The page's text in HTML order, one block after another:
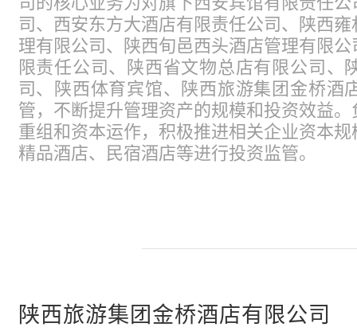
司、西安东方大酒店有限责任公司、陕西
理有限公司、陕西旬邑西头酒店管理有限
限责任公司、陕西省文物总店有限公司、
司、陕西体育宾馆、陕西旅游集团金桥酒
管，不断提升管理资产的规模和投资效益
重组和资本运作，积极推进相关企业资本
精品酒店、民宿酒店等进行投资监管。
陕西旅游集团金桥酒店有限公司